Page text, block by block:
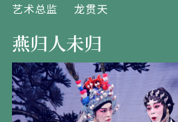
艺术总监 龙贯天
燕归人未归